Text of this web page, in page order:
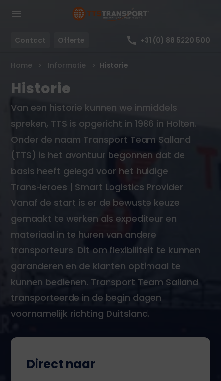
Contact Offerte +31 (0) 88 5220 500
Home Informatie Historie
Historie
Van een historie kunnen we inmiddels
spreken, TTS is opgericht in 1986 in Holten.
Onder de naam Transport Team Salland
(TTS) is het avontuur begonnen dat de
basis heeft gelegd voor het huidige
TransHeroes | Smart Logistics Provider.
Vanaf de start is er de bewuste keuze
gemaakt te werken als expediteur en
materiaal in te huren van andere
transporteurs. Dit om flexibiliteit te kunnen
garanderen en de klanten optimaal te
kunnen bedienen. Transport Team Salland
transporteerde in de begin dagen
voornamelijk richting Duitsland.
Direct naar